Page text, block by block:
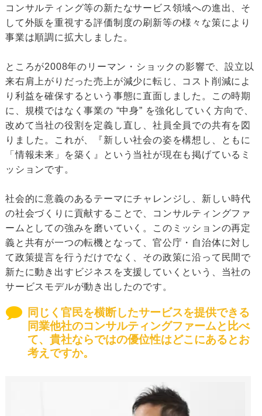
コンサルティング等の新たなサービス領域への進出、そ
して外販を重視する評価制度の刷新等の様々な策により
事業は順調に拡大しました。
ところが2008年のリーマン・ショックの影響で、設立以
来右肩上がりだった売上が減少に転じ、コスト削減によ
り利益を確保するという事態に直面しました。この時期
に、規模ではなく事業の “中身” を強化していく方向で、
改めて当社の役割を定義し直し、社員全員での共有を図
りました。これが、『新しい社会の姿を構想し、ともに
「情報未来」を築く』という当社が現在も掲げているミ
ッションです。
社会的に意義のあるテーマにチャレンジし、新しい時代
の社会づくりに貢献することで、コンサルティングファ
ームとしての強みを磨いていく。このミッションの再定
義と共有が一つの転機となって、官公庁・自治体に対し
て政策提言を行うだけでなく、その政策に沿って民間で
新たに動き出すビジネスを支援していくという、当社の
サービスモデルが動き出したのです。
同じく官民を横断したサービスを提供できる
同業他社のコンサルティングファームと比べ
て、貴社ならではの優位性はどこにあるとお
考えですか。